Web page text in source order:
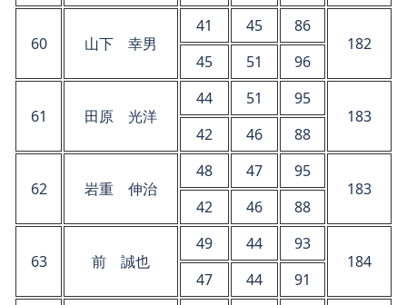
60 山下 幸男
41 45
86
182
45
51 96
61 田原 光洋
44 51
95
183
42
46 88
62 岩重 伸治
48 47
95
183
42
46 88
63 前 誠也
49 44
93
184
47
44 91